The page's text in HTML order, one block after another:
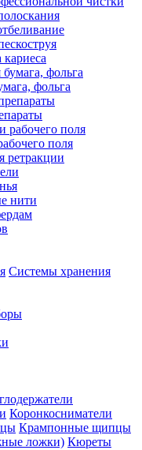
фольга
поля
ретракции
нити
Системы хранения
Коронкосниматели
Крампонные щипцы
Кюреты